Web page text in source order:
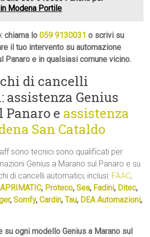
Modena Portile
chiama lo059 9130031 o scrivi su
il tuo intervento su automazione
Panaro e in qualsiasi comune vicino.
di cancelli
assistenza Genius
Panaro e assistenza
San Cataldo
sono tecnici sono qualificati per
Genius a Marano sul Panaro e su
di cancelli automatici, inclusi: FAAC,
APRIMATIC, Proteco,Sea, Fadini, Ditec,
,Somfy,Cardin,Tau, DEA Automazioni,
ogni modello Genius a Marano sul